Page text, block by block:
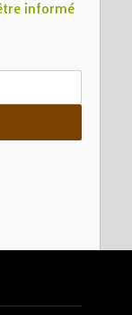
informé